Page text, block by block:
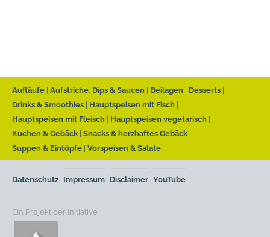
Aufläufe Aufstriche, Dips & Saucen Beilagen
Desserts
Drinks & Smoothies
Hauptspeisen mit Fisch
Hauptspeisen mit Fleisch
Hauptspeisen vegetarisch
Kuchen & Gebäck Snacks & herzhaftes Gebäck
Suppen & Eintöpfe Vorspeisen & Salate
Datenschutz Impressum Disclaimer YouTube
Ein Projekt der Initiative